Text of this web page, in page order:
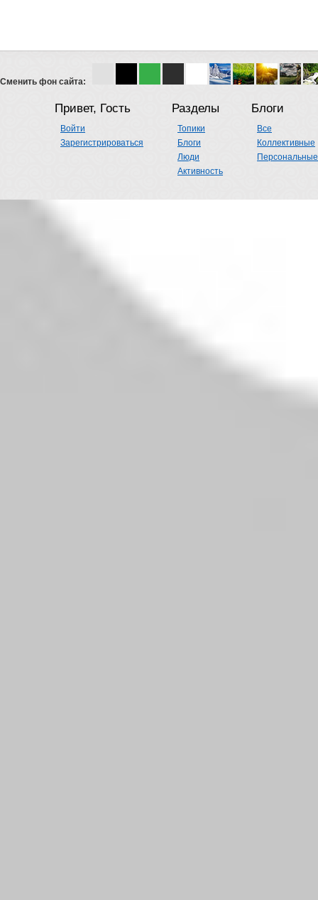
Сменить фон сайта:
Привет, Гость
Войти
Зарегистрироваться
Разделы
Топики
Блоги
Люди
Активность
Блоги
Все
Коллективные
Персональные